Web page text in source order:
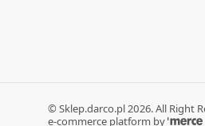
© Sklep.darco.pl 2026. All Right
e-commerce platform by